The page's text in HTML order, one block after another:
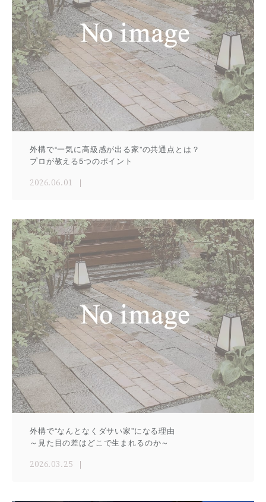
外構で“一気に高級感が出る家”の共通点とは？
プロが教える5つのポイント
2026.06.01
外構で“なんとなくダサい家”になる理由
～見た目の差はどこで生まれるのか～
2026.03.25